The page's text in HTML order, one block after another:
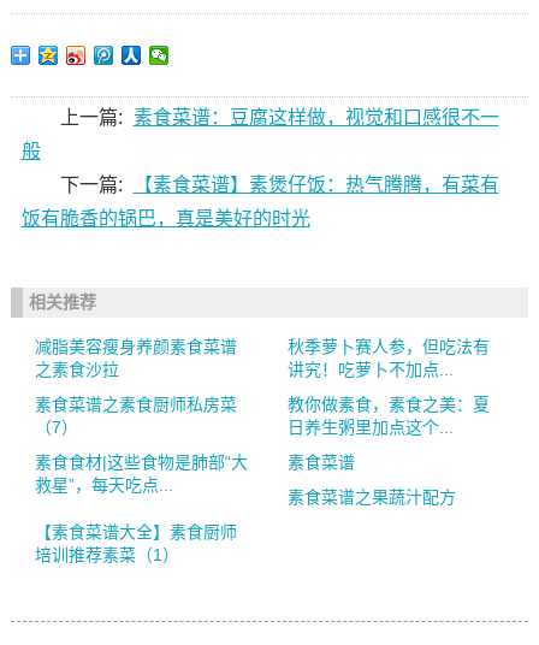
上一篇: 素食菜谱：豆腐这样做，视觉和口感很不一
般
下一篇:
【素食菜谱】素煲仔饭：热气腾腾，有菜有
饭有脆香的锅巴，真是美好的时光
相关推荐
减脂美容瘦身养颜素食菜谱
之素食沙拉
秋季萝卜赛人参，但吃法有
讲究！吃萝卜不加点...
素食菜谱之素食厨师私房菜
（7）
教你做素食，素食之美：夏
日养生粥里加点这个...
素食食材|这些食物是肺部“大
救星”，每天吃点...
素食菜谱
素食菜谱之果蔬汁配方
【素食菜谱大全】素食厨师
培训推荐素菜（1）